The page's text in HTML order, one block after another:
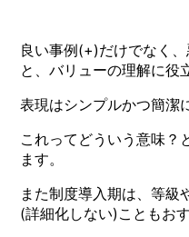
良い事例(+)だけでなく
と、バリューの理解に役
表現はシンプルかつ簡潔
これってどういう意味？
ます。
また制度導入期は、等級
(詳細化しない)こともお